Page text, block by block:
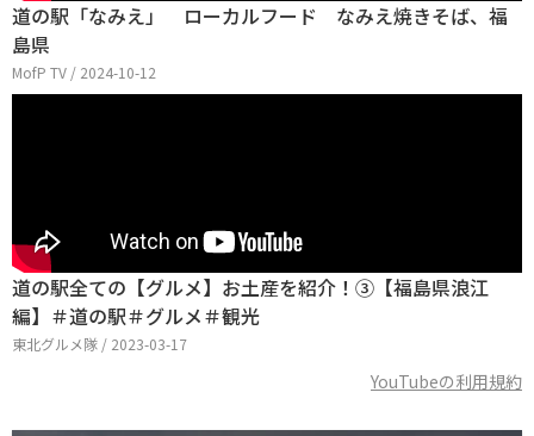
道の駅「なみえ」 ローカルフード なみえ焼きそば、福
島県
MofP TV / 2024-10-12
道の駅全ての【グルメ】お土産を紹介！③【福島県浪江
編】＃道の駅＃グルメ＃観光
東北グルメ隊 / 2023-03-17
YouTubeの利用規約